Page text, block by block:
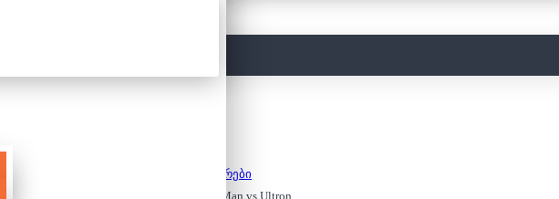
კონსტრუქტორები
ლეგო - Marvel - Iron Man vs Ultron